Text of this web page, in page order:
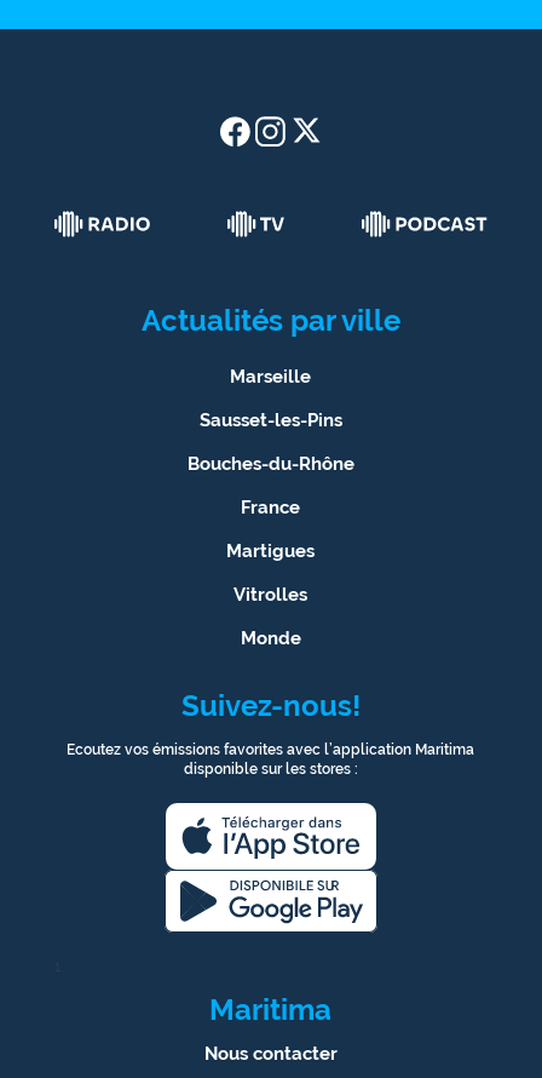
Actualités par ville
Marseille
Sausset-les-Pins
Bouches-du-Rhône
France
Martigues
Vitrolles
Monde
Suivez-nous!
Ecoutez vos émissions favorites avec l’application Maritima
disponible sur les stores :
1
Maritima
Nous contacter